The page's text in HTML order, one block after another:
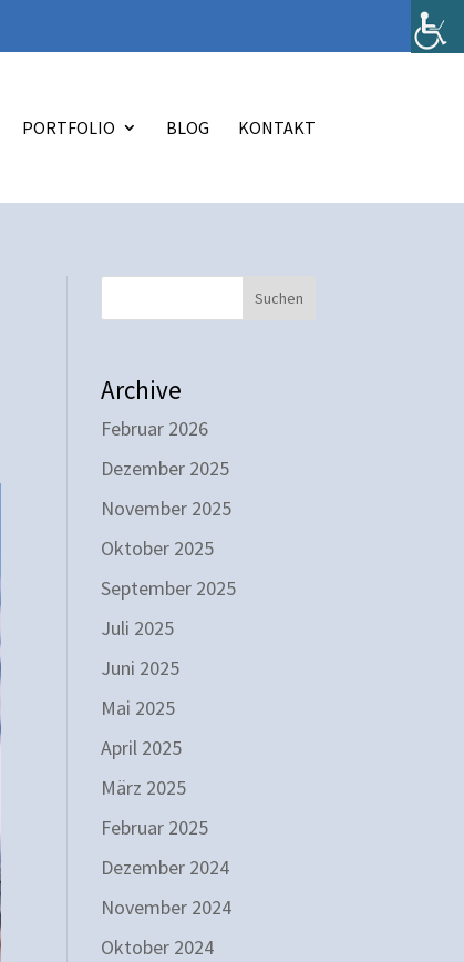
PORTFOLIO BLOG KONTAKT
Suchen
Archive
Februar 2026
Dezember 2025
November 2025
Oktober 2025
September 2025
Juli 2025
Juni 2025
Mai 2025
April 2025
März 2025
Februar 2025
Dezember 2024
November 2024
Oktober 2024